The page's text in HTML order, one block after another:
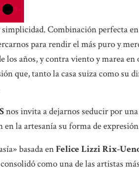
Combinación perfecta
para rendir el más puro y
los años, y contra viento y marea
que, tanto la casa suiza como su
nos invita a dejarnos seducir por
en la artesanía su forma de
basada enFelice Lizzi Rix-
como una de las artistas